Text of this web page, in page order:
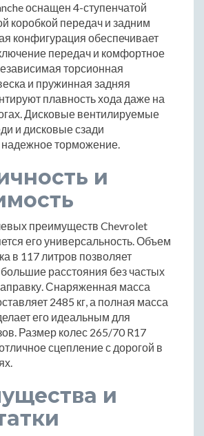
оснащен 4-ступенчатой
коробкой передач и задним
конфигурация обеспечивает
передач и комфортное
торсионная
и пружинная задняя
плавность хода даже на
Дисковые вентилируемые
и дисковые сзади
торможение.
и
преимуществ Chevrolet
его универсальность. Объем
в 117 литров позволяет
расстояния без частых
Снаряженная масса
2485 кг, а полная масса
его идеальным для
Размер колес 265/70 R17
сцепление с дорогой в
и